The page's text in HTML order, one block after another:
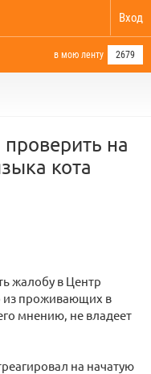
Вход
в мою ленту 2679
на
кота
жалобу в Центр
из проживающих в
мнению, не владеет
на начатую